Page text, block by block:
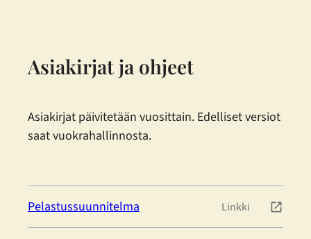
Asiakirjat ja ohjeet
Asiakirjat päivitetään vuosittain. Edelliset versiot
saat vuokrahallinnosta.
Pelastussuunnitelma